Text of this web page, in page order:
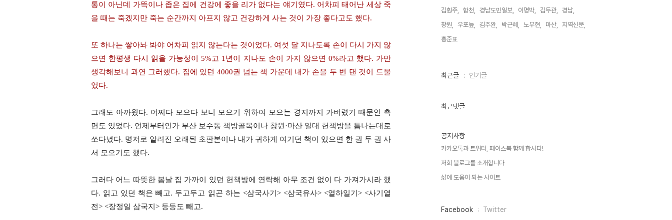
통이 아닌데 가뜩이나 좁은 집에 건강에 좋을 리가 없다는 얘기였다. 어차피 태어난 세상 죽
을 때는 죽겠지만 죽는 순간까지 아프지 않고 건강하게 사는 것이 가장 좋다고도 했다.
또 하나는 쌓아놔 봐야 어차피 읽지 않는다는 것이었다. 여섯 달 지나도록 손이 다시 가지 않
으면 한평생 다시 읽을 가능성이5%고 1 년이 지나도 손이 가지 않으면 0%라고 했다. 가만
생각해보니 과연 그러했다. 집에 있던4000권 넘는 책 가운데 내가 손을 두 번 댄 것이 드물
었다.
그래도 아까웠다. 어쩌다 모으다 보니 모으기 위하여 모으는 경지까지 가버렸기 때문인 측
면도 있었다. 언제부터인가 부산 보수동 책방골목이나 창원 ·마산 일대 헌책방을 틈나는대로
쏘다녔다. 명저로 알려진 오래된 초판본이나 내가 귀하게 여기던 책이 있으면 한 권 두 권 사
서 모으기도 했다.
그러다 어느 따뜻한 봄날 집 가까이 있던 헌책방에 연락해 아무 조건 없이 다 가져가시라 했
다. 읽고 있던 책은 빼고. 두고두고 읽곤 하는 <삼국사기 > <삼국유사> <열하일기 > <사기열
전> <장정일 삼국지 > 등등도 빼고.
김훤주,
합천, 경남도민일보, 이명박, 김두관,
경남,
창원,
우포늪, 김주완, 박근혜, 노무현, 마산,
지역신문,
홍준표,
최
인
최근글 인기글
최근댓글
공지사항
카카오톡과 트위터, 페이스북 함께 합시다!
저희 블로그를 소개합니다
삶에 도움이 되는 사이트
페
Facebook Twitter